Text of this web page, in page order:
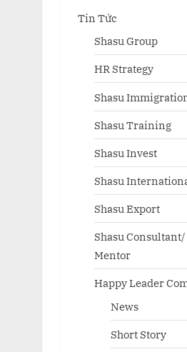
Tin Tức
Shasu Group
HR Strategy
Shasu
Shasu Training
Shasu Invest
Shasu
Shasu Export
Shasu Consultant/
Mentor
Happy Leader
News
Short Story